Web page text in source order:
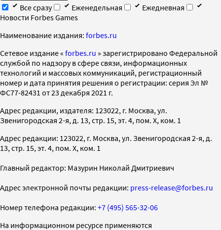
Все сразу
Еженедельная
Ежедневная
Новости Forbes Games
Наименование издания: forbes.ru
Cетевое издание « forbes.ru » зарегистрировано Федеральной
службой по надзору в сфере связи, информационных
технологий и массовых коммуникаций, регистрационный
номер и дата принятия решения о регистрации: серия Эл №
ФС77-82431 от 23 декабря 2021 г.
Адрес редакции, издателя: 123022, г. Москва, ул.
Звенигородская 2-я, д. 13, стр. 15, эт. 4, пом. X, ком. 1
Адрес редакции: 123022, г. Москва, ул. Звенигородская 2-я, д.
13, стр. 15, эт. 4, пом. X, ком. 1
Главный редактор: Мазурин Николай Дмитриевич
Адрес электронной почты редакции: press-release@forbes.ru
Номер телефона редакции: +7 (495) 565-32-06
На информационном ресурсе применяются